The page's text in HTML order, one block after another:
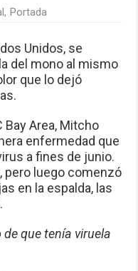
, Portada
Unidos, se
del mono al mismo
que lo dejó
Bay Area, Mitcho
enfermedad que
a fines de junio.
pero luego comenzó
en la espalda, las
que tenía viruela